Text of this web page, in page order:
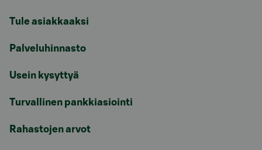
Tule asiakkaaksi
Palveluhinnasto
Usein kysyttyä
Turvallinen pankkiasiointi
Rahastojen arvot